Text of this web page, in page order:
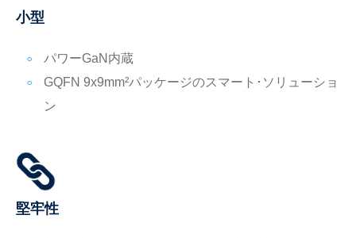
小型
パワーGaN内蔵
GQFN 9x9mm²パッケージのスマート･ソリューショ
ン
堅牢性